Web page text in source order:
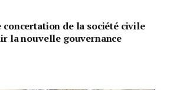
concertation de la société civile
la nouvelle gouvernance